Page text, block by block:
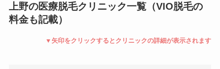
上野の医療脱毛クリニック一覧（VIO脱毛の
料金も記載）
▼矢印をクリックするとクリニックの詳細が表示されます